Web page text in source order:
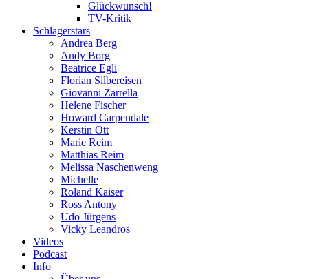
Glückwunsch!
TV-Kritik
Schlagerstars
Andrea Berg
Andy Borg
Beatrice Egli
Florian Silbereisen
Giovanni Zarrella
Helene Fischer
Howard Carpendale
Kerstin Ott
Marie Reim
Matthias Reim
Melissa Naschenweng
Michelle
Roland Kaiser
Ross Antony
Udo Jürgens
Vicky Leandros
Videos
Podcast
Info